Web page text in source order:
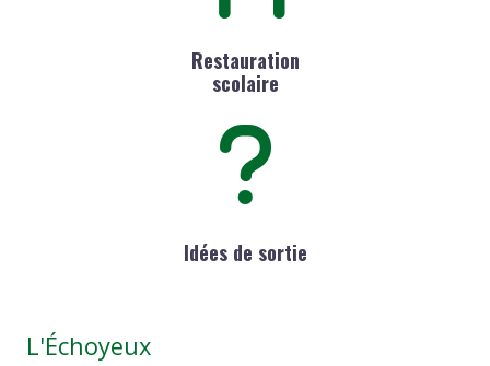
Restauration
scolaire
Idées de sortie
L'Échoyeux